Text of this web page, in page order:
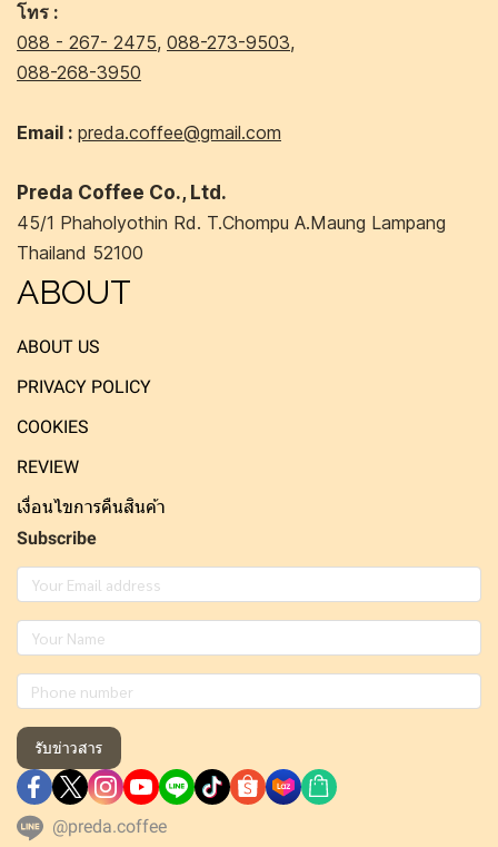
โทร :
088 - 267- 2475, 088-273-9503,
088-268-3950
Email : preda.coffee@gmail.com
Preda Coffee Co., Ltd.
45/1 Phaholyothin Rd. T.Chompu A.Maung Lampang
Thailand 52100
ABOUT
ABOUT US
PRIVACY POLICY
COOKIES
REVIEW
เงื่อนไขการคืนสินค้า
Subscribe
รับข่าวสาร
@preda.coffee